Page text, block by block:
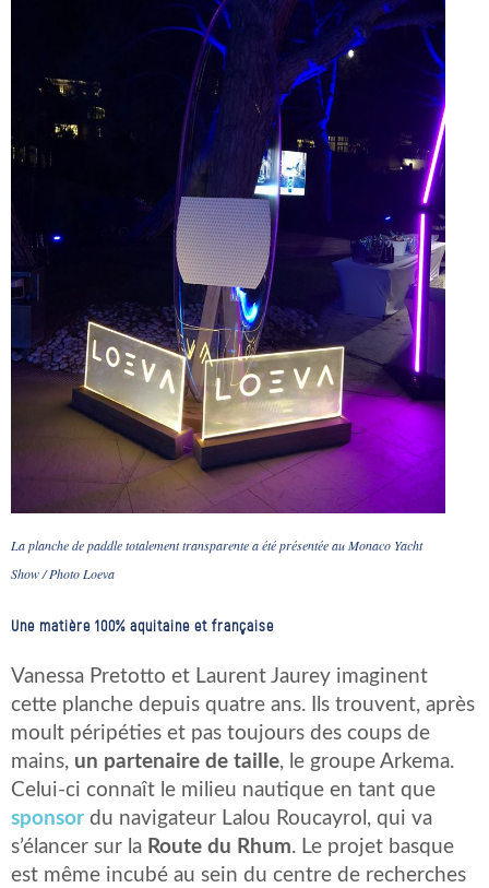
La planche de paddle totalement transparente a été présentée au Monaco Yacht
Show / Photo Loeva
Une matière 100% aquitaine et française
Vanessa Pretotto et Laurent Jaurey imaginent
cette planche depuis quatre ans. Ils trouvent, après
moult péripéties et pas toujours des coups de
mains, un partenaire de taille, le groupe Arkema.
Celui-ci connaît le milieu nautique en tant que
sponsor du navigateur Lalou Roucayrol, qui va
s’élancer sur la Route du Rhum. Le projet basque
est même incubé au sein du centre de recherches